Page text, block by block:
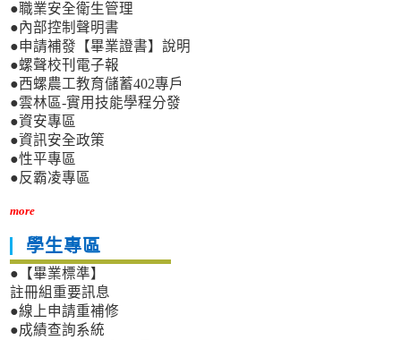
●職業安全衛生管理
●內部控制聲明書
●申請補發【畢業證書】說明
●螺聲校刊電子報
●西螺農工教育儲蓄402專戶
●雲林區-實用技能學程分發
●資安專區
●資訊安全政策
●性平專區
●反霸凌專區
more
學生專區
●【畢業標準】
註冊組重要訊息
●線上申請重補修
●成績查詢系統